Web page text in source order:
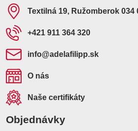
Textilná 19, Ružomberok 034
+421 911 364 320
info​@adelafilipp​.sk
O nás
Naše certifikáty
Objednávky